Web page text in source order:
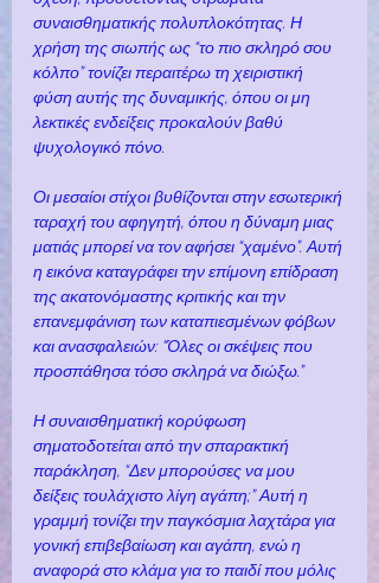
συναισθηματικής πολυπλοκότητας. Η
χρήση της σιωπής ως “το πιο σκληρό σου
κόλπο” τονίζει περαιτέρω τη χειριστική
φύση αυτής της δυναμικής, όπου οι μη
λεκτικές ενδείξεις προκαλούν βαθύ
ψυχολογικό πόνο.
Οι μεσαίοι στίχοι βυθίζονται στην εσωτερική
ταραχή του αφηγητή, όπου η δύναμη μιας
ματιάς μπορεί να τον αφήσει “χαμένο”. Αυτή
η εικόνα καταγράφει την επίμονη επίδραση
της ακατονόμαστης κριτικής και την
επανεμφάνιση των καταπιεσμένων φόβων
και ανασφαλειών: “Όλες οι σκέψεις που
προσπάθησα τόσο σκληρά να διώξω.”
Η συναισθηματική κορύφωση
σηματοδοτείται από την σπαρακτική
παράκληση, “Δεν μπορούσες να μου
δείξεις τουλάχιστο λίγη αγάπη;” Αυτή η
γραμμή τονίζει την παγκόσμια λαχτάρα για
γονική επιβεβαίωση και αγάπη, ενώ η
αναφορά στο κλάμα για το παιδί που μόλις